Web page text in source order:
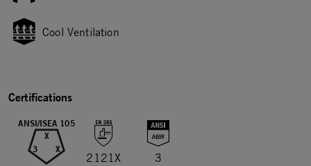
Cool Ventilation
Certifications
ANSI/ISEA 105
X
3 X
2121X 3